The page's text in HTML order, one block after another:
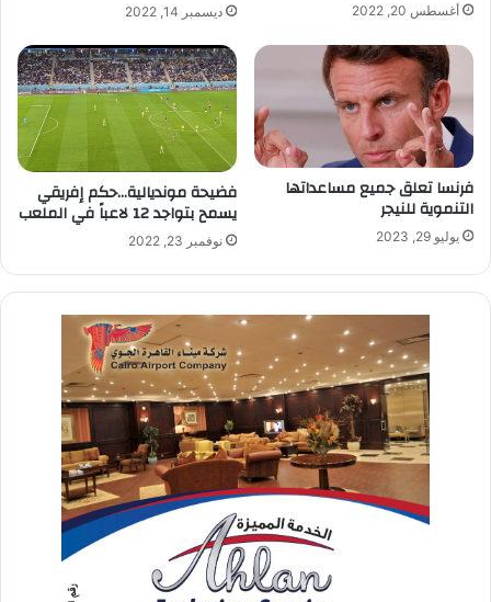
أغسطس 20, 2022 ديسمبر 14, 2022
فرنسا تعلق جميع مساعداتها
التنموية للنيجر
يوليو 29, 2023
فضيحة مونديالية…حكم إفريقي
يسمح بتواجد 12 لاعباً في الملعب
نوفمبر 23, 2022